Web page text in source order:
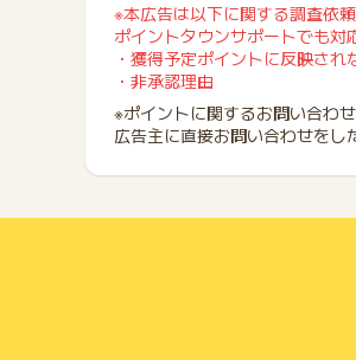
※本広告は以下に関する調査依
ポイントタウンサポートでも対
・獲得予定ポイントに反映され
・非承認理由
※ポイントに関するお問い合わせ
広告主に直接お問い合わせをし